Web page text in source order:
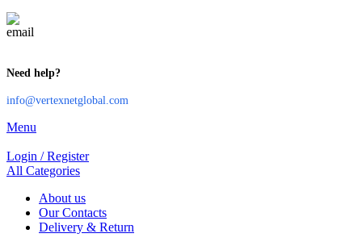
Need help?
info@vertexnetglobal.com
Menu
Login / Register
All Categories
About us
Our Contacts
Delivery & Return